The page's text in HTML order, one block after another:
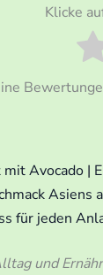
Klicke
Avocado |
Asiens
für jeden
und